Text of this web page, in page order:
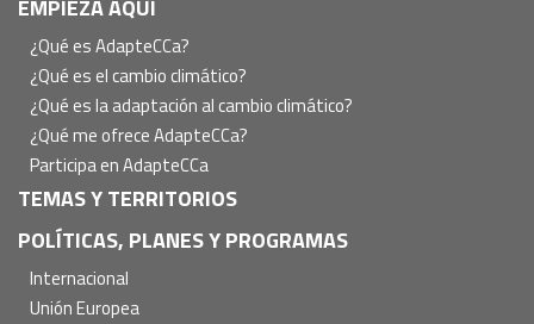
Navegación
principal
EMPIEZA AQUÍ
¿Qué es AdapteCCa?
¿Qué es el cambio climático?
¿Qué es la adaptación al cambio climático?
¿Qué me ofrece AdapteCCa?
Participa en AdapteCCa
TEMAS Y TERRITORIOS
POLÍTICAS, PLANES Y PROGRAMAS
Internacional
Unión Europea